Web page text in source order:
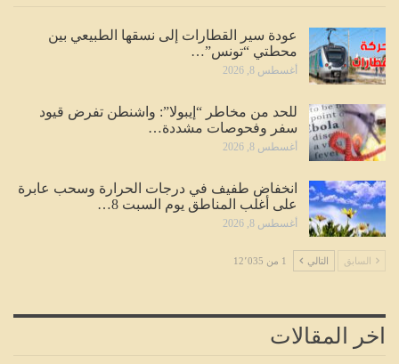
عودة سير القطارات إلى نسقها الطبيعي بين
محطتي “تونس”…
أغسطس 8, 2026
للحد من مخاطر “إيبولا”: واشنطن تفرض قيود
سفر وفحوصات مشددة…
أغسطس 8, 2026
انخفاض طفيف في درجات الحرارة وسحب عابرة
على أغلب المناطق يوم السبت 8…
أغسطس 8, 2026
السابق التالي 1 من 12٬035
اخر المقالات